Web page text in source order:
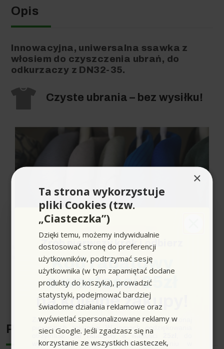
Opis
Innowacyjna, uniwersalna ssawka z
włosiem do czyszczenia ubrań, do
odkurzaczy z DN32-35.
Czyste ubrania – bez wysiłku!
Masz już dośćwiecznie zakurzonych ubrań?
Irytuje Ciękończąca się w najmniej spodziewanym
momencie, samoprzylepna rolka czyszcząca?
Poczuj ulgę i odzyskaj radość
dzięki ssawce do ubrań,
która może ułatwić Ci czyszczenie ubrań!
Ssawka charakteryzuje się solidną konstrukcją, jest
Opinie Klientów na temat tego produktu są
Rozwiń pełen opis produktu
Producent
×
Ta strona wykorzystuje
pliki Cookies (tzw.
„Ciasteczka”)
Dzięki temu, możemy indywidualnie
dostosować stronę do preferencji
użytkowników, podtrzymać sesję
użytkownika (w tym zapamiętać dodane
produkty do koszyka), prowadzić
statystyki, podejmować bardziej
świadome działania reklamowe oraz
wyświetlać spersonalizowane reklamy w
sieci Google. Jeśli zgadzasz się na
korzystanie ze wszystkich ciasteczek,
Zrób pierwszy krok i odbierz
Kod rabatowy
o wartości 25zł
na kolejne zakupy!
Zapisz się do newslettera, załóż konto i dokonaj
pierwszych zakupów. W ramach podziękowania
otrzymasz kod rabatowy o wartości
wykorzystania przy kolejnym zamówieniu w